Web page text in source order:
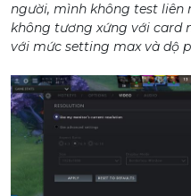
người, mình không test liên
không tương xứng với card
với mức setting max và dộ